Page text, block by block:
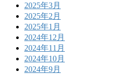
2025年3月
2025年2月
2025年1月
2024年12月
2024年11月
2024年10月
2024年9月